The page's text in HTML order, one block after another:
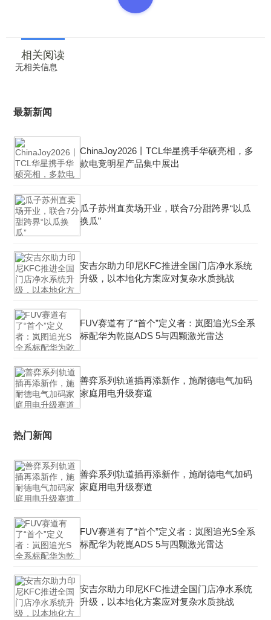
相关阅读
无相关信息
最新新闻
ChinaJoy2026丨TCL华星携手华硕亮相，多
款电竞明星产品集中展出
瓜子苏州直卖场开业，联合7分甜跨界“以瓜
换瓜”
安吉尔助力印尼KFC推进全国门店净水系统
升级，以本地化方案应对复杂水质挑战
FUV赛道有了“首个”定义者：岚图追光S全系
标配华为乾崑ADS 5与四颗激光雷达
善弈系列轨道插再添新作，施耐德电气加码
家庭用电升级赛道
热门新闻
善弈系列轨道插再添新作，施耐德电气加码
家庭用电升级赛道
FUV赛道有了“首个”定义者：岚图追光S全系
标配华为乾崑ADS 5与四颗激光雷达
安吉尔助力印尼KFC推进全国门店净水系统
升级，以本地化方案应对复杂水质挑战